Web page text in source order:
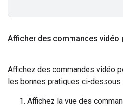
Afficher des commandes vidéo
Affichez des commandes vidéo
les bonnes pratiques ci-dessous :
Affichez la vue des